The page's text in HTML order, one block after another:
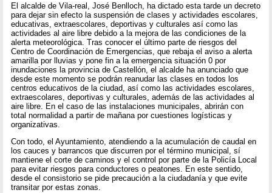
El alcalde de Vila-real, José Benlloch, ha dictado esta tarde un decreto
para dejar sin efecto la suspensión de clases y actividades escolares,
educativas, extraescolares, deportivas y culturales así como las
actividades al aire libre debido a la mejora de las condiciones de la
alerta meteorológica. Tras conocer el último parte de riesgos del
Centro de Coordinación de Emergencias, que rebaja el aviso a alerta
amarilla por lluvias y pone fin a la emergencia situación 0 por
inundaciones la provincia de Castellón, el alcalde ha anunciado que
desde este momento se podrán reanudar las clases en todos los
centros educativos de la ciudad, así como las actividades escolares,
extraescolares, deportivas y culturales, además de las actividades al
aire libre. En el caso de las instalaciones municipales, abrirán con
total normalidad a partir de mañana por cuestiones logísticas y
organizativas.
Con todo, el Ayuntamiento, atendiendo a la acumulación de caudal en
los cauces y barrancos que discurren por el término municipal, sí
mantiene el corte de caminos y el control por parte de la Policía Local
para evitar riesgos para conductores o peatones. En este sentido,
desde el consistorio se pide precaución a la ciudadanía y que evite
transitar por estas zonas.